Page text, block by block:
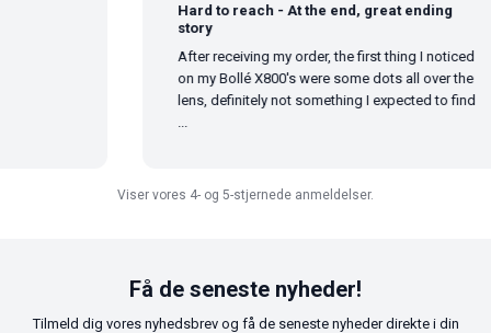
Hard to reach - At the end, great ending
story
After receiving my order, the first thing I noticed
on my Bollé X800's were some dots all over the
lens, definitely not something I expected to find
Viser vores 4- og 5-stjernede anmeldelser.
Få de seneste nyheder!
Tilmeld dig vores nyhedsbrev og få de seneste nyheder direkte i din